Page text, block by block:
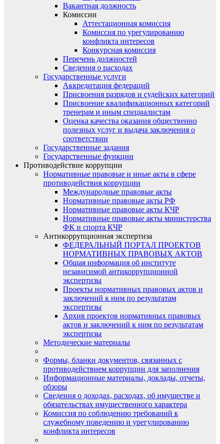
Вакантная должность
Комиссии
Аттестационная комиссия
Комиссия по урегулированию
конфликта интересов
Конкурсная комиссия
Перечень должностей
Сведения о расходах
Государственные услуги
Аккредитация федераций
Присвоения разрядов и судейских категорий
Присвоение квалификационных категорий
тренерам и иным специалистам
Оценка качества оказания общественно
полезных услуг и выдача заключения о
соответствии
Государственные задания
Государственные функции
Противодействие коррупции
Нормативные правовые и иные акты в сфере
противодействия коррупции
Международные правовые акты
Нормативные правовые акты РФ
Нормативные правовые акты КЧР
Нормативные правовые акты министерства
ФК и спорта КЧР
Антикоррупционная экспертиза
ФЕДЕРАЛЬНЫЙ ПОРТАЛ ПРОЕКТОВ
НОРМАТИВНЫХ ПРАВОВЫХ АКТОВ
Общая информация об институте
независимой антикоррупционной
экспертизы
Проекты нормативных правовых актов и
заключений к ним по результатам
экспертизы
Архив проектов нормативных правовых
актов и заключений к ним по результатам
экспертизы
Методические материалы
Формы, бланки документов, связанных с
противодействием коррупции для заполнения
Информационные материалы, доклады, отчеты,
обзоры
Сведения о доходах, расходах, об имуществе и
обязательствах имущественного характера
Комиссия по соблюдению требований к
служебному поведению и урегулированию
конфликта интересов